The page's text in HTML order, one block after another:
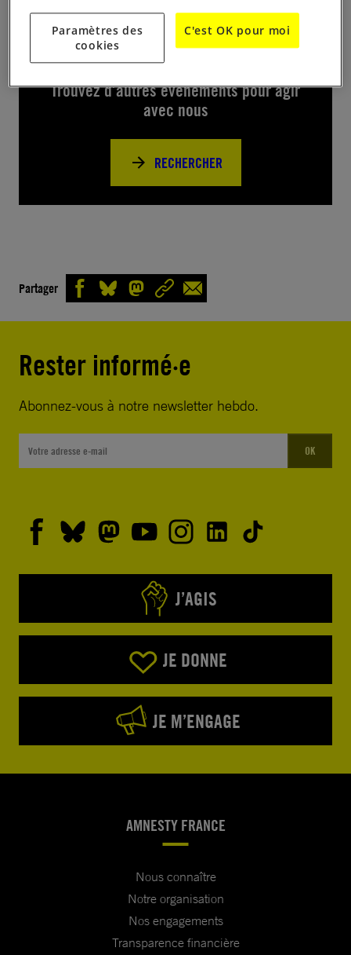
Près de chez vous
Trouvez d’autres événements pour agir
avec nous
RECHERCHER
Partager
Rester informé·e
Abonnez-vous à notre newsletter hebdo.
OK
J’AGIS
JE DONNE
JE M’ENGAGE
AMNESTY FRANCE
Nous connaître
Notre organisation
Nos engagements
Transparence financière
Paramètres des
cookies
C'est OK pour moi